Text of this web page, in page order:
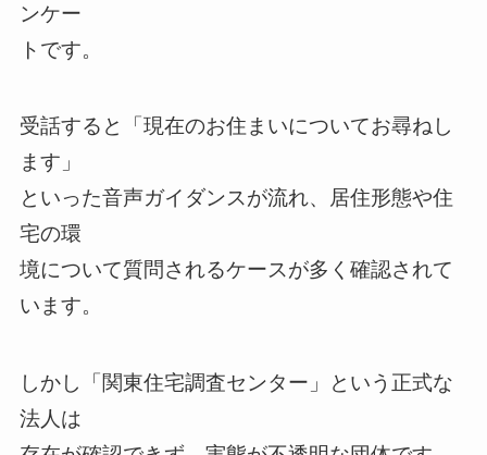
ンケー
トです。
受話すると「現在のお住まいについてお尋ねし
ます」
といった音声ガイダンスが流れ、居住形態や住
宅の環
境について質問されるケースが多く確認されて
います。
しかし「関東住宅調査センター」という正式な
法人は